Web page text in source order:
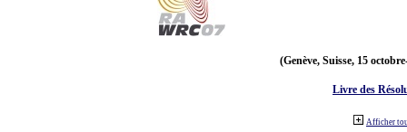
(Genève, Suisse, 15
Livre des
Afficher